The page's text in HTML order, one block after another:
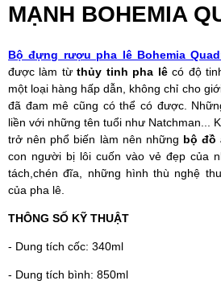
MẠNH BOHEMIA
Bộ đựng rượu pha lê Bohemia
được làm từthủy tinh pha lêcó độ
một loại hàng hấp dẫn, không chỉ cho
đã đam mê cũng có thể có được.
liền với những tên tuổi như Natchman...
trở nên phổ biến làm nên những bộ đồ
con người bị lôi cuốn vào vẻ đẹp của
tách,chén đĩa, những hình thù nghệ
của pha lê.
THÔNG SỐ KỸ THUẬT
- Dung tích cốc: 340ml
- Dung tích bình: 850ml